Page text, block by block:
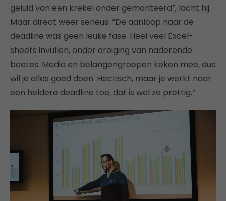
geluid van een krekel onder gemonteerd”, lacht hij.
Maar direct weer serieus: “De aanloop naar de
deadline was geen leuke fase. Heel veel Excel-
sheets invullen, onder dreiging van naderende
boetes. Media en belangengroepen keken mee, dus
wil je alles goed doen. Hectisch, maar je werkt naar
een heldere deadline toe, dat is wel zo prettig.”